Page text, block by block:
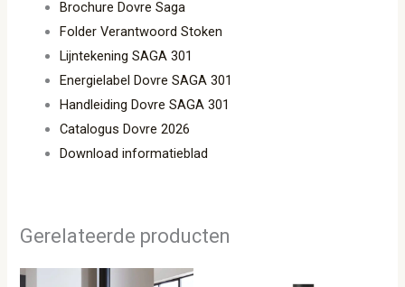
Brochure Dovre Saga
Folder Verantwoord Stoken
Lijntekening SAGA 301
Energielabel Dovre SAGA 301
Handleiding Dovre SAGA 301
Catalogus Dovre 2026
Download informatieblad
Gerelateerde producten